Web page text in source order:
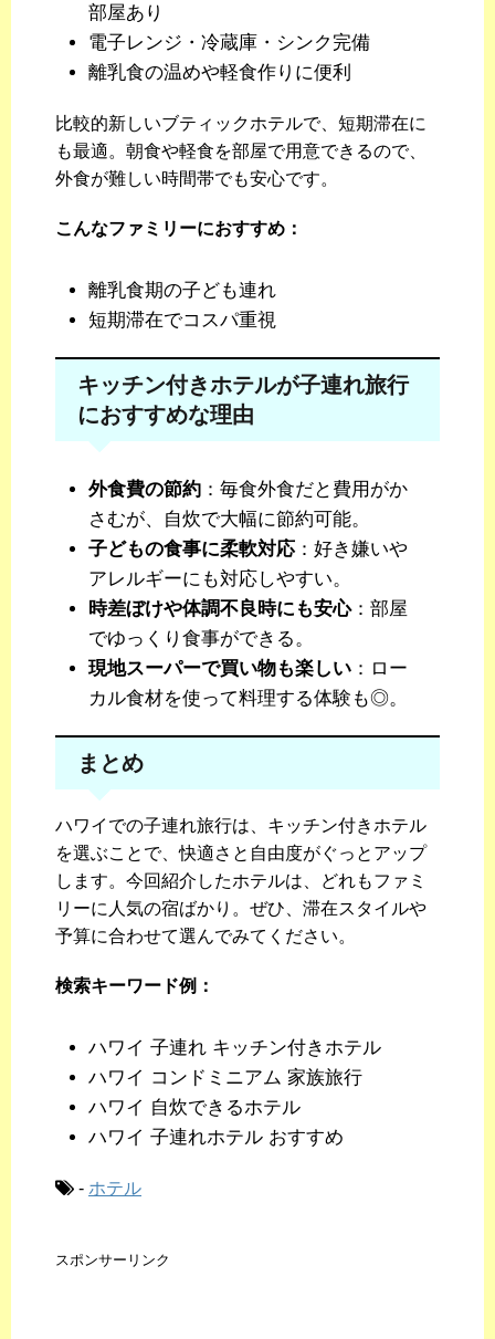
部屋あり
電子レンジ・冷蔵庫・シンク完備
離乳食の温めや軽食作りに便利
比較的新しいブティックホテルで、短期滞在に
も最適。朝食や軽食を部屋で用意できるので、
外食が難しい時間帯でも安心です。
こんなファミリーにおすすめ：
離乳食期の子ども連れ
短期滞在でコスパ重視
キッチン付きホテルが子連れ旅行
におすすめな理由
外食費の節約 ：毎食外食だと費用がか
さむが、自炊で大幅に節約可能。
子どもの食事に柔軟対応：好き嫌いや
アレルギーにも対応しやすい。
時差ぼけや体調不良時にも安心：部屋
でゆっくり食事ができる。
現地スーパーで買い物も楽しい ：ロー
カル食材を使って料理する体験も◎。
まとめ
ハワイでの子連れ旅行は、キッチン付きホテル
を選ぶことで、快適さと自由度がぐっとアップ
します。今回紹介したホテルは、どれもファミ
リーに人気の宿ばかり。ぜひ、滞在スタイルや
予算に合わせて選んでみてください。
検索キーワード例：
ハワイ 子連れ キッチン付きホテル
ハワイ コンドミニアム 家族旅行
ハワイ 自炊できるホテル
ハワイ 子連れホテル おすすめ
- ホテル
スポンサーリンク